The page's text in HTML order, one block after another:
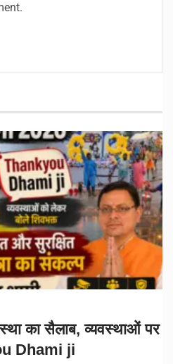
का सैलाब, व्यवस्थाओं पर
Dhami ji